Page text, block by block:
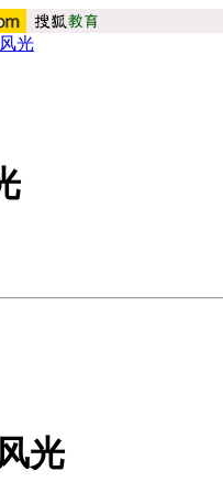
光
光